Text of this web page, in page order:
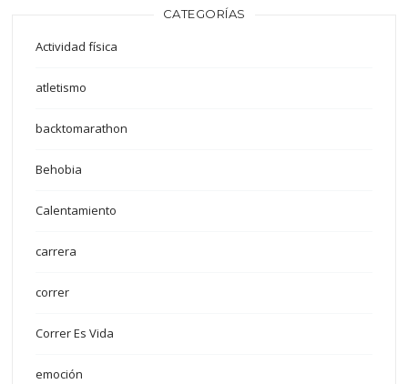
CATEGORÍAS
Actividad física
atletismo
backtomarathon
Behobia
Calentamiento
carrera
correr
Correr Es Vida
emoción